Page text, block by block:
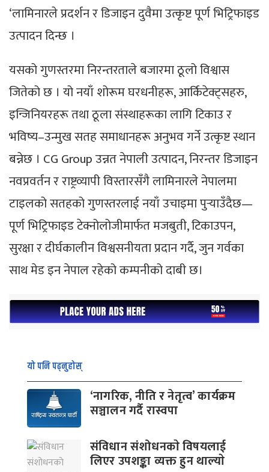
‘लामिनारले प्रदर्शन र डिजाइन दुवैमा उत्कृष्ट पूर्ण भिट्रिफाइड
उत्पादन दिन्छ ।
यसको गुणस्तरमा निरन्तरताले बजारमा ठूलो विश्वास
जितेको छ । यो नयाँ शोरूम घरधनीहरू, आर्किटेक्ट्सहरु,
इन्जिनियरहरू तथा ठूला संस्थाहरूका लागि टिकाउ र
भविष्य–उन्मुख सतह समाधानहरू अनुभव गर्ने उत्कृष्ट स्थान
बन्नेछ । CG Group उन्नत नेपाली उत्पादन, निरन्तर डिजाइन
नवप्रवर्तन र राष्ट्रव्यापी विस्तारसँगै लामिनारले नेपालमा
टाइलको सतहको गुणस्तरलाई नयाँ उचाइमा पुर्‍याउँदैछ—
पूर्ण भिट्रिफाइड टेक्नोलोजीमार्फत मजबुती, टिकाउपन,
सुरक्षा र दीर्घकालीन विश्वसनीयता प्रदान गर्दै, जुन गर्वका
साथ मेड इन नेपाल रहेको कम्पनीको दाबी छ।
यो पनि पढ्नुहोस्
‘नागरिक, नीति र नेतृत्व’ कार्यक्रम
सञ्चालन गर्दै रास्वपा
संविधान संशोधनकाे विषयलाई
लिएर उपशङ्का व्यक्त हुन थाल्याे